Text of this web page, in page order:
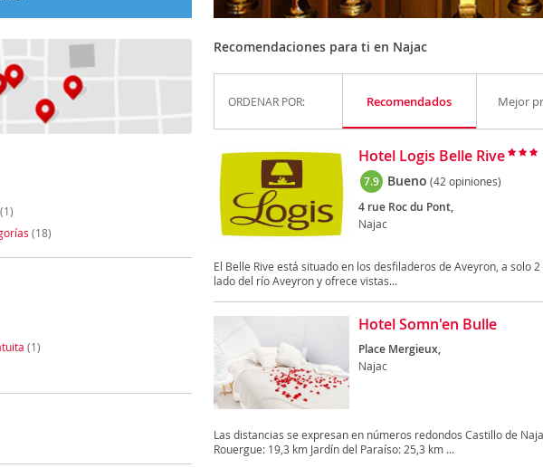
(1)
(18)
(1)
Recomendaciones para ti en Najac
ORDENAR POR: Recomendados Mejor
Hotel Logis Belle Rive
7.9 Bueno (42 opiniones)
4 rue Roc du Pont,
Najac
El Belle Rive está situado en los desfiladeros de Aveyron, a solo
lado del río Aveyron y ofrece vistas...
Hotel Somn'en Bulle
Place Mergieux,
Najac
Las distancias se expresan en números redondos Castillo de
Rouergue: 19,3 km Jardín del Paraíso: 25,3 km ...